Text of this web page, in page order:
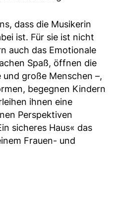
dass die Musikerin
ist. Für sie ist nicht
auch das Emotionale
Spaß, öffnen die
große Menschen –,
begegnen Kindern
ihnen eine
Perspektiven
sicheres Haus« das
Frauen- und